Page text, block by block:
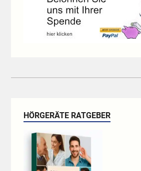
HÖRGERÄTE RATGEBER